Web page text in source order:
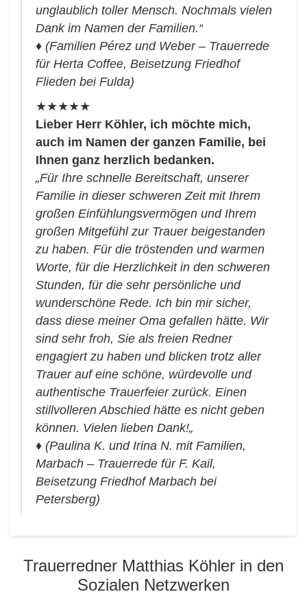
unglaublich toller Mensch. Nochmals vielen
Dank im Namen der Familien.“
♦ (Familien Pérez und Weber – Trauerrede
für Herta Coffee, Beisetzung Friedhof
Flieden bei Fulda)
★★★★★
Lieber Herr Köhler, ich möchte mich,
auch im Namen der ganzen Familie, bei
Ihnen ganz herzlich bedanken.
„Für Ihre schnelle Bereitschaft, unserer
Familie in dieser schweren Zeit mit Ihrem
großen Einfühlungsvermögen und Ihrem
großen Mitgefühl zur Trauer beigestanden
zu haben. Für die tröstenden und warmen
Worte, für die Herzlichkeit in den schweren
Stunden, für die sehr persönliche und
wunderschöne Rede. Ich bin mir sicher,
dass diese meiner Oma gefallen hätte. Wir
sind sehr froh, Sie als freien Redner
engagiert zu haben und blicken trotz aller
Trauer auf eine schöne, würdevolle und
authentische Trauerfeier zurück. Einen
stillvolleren Abschied hätte es nicht geben
können. Vielen lieben Dank!„
♦ (Paulina K. und Irina N. mit Familien,
Marbach – Trauerrede für F. Kail,
Beisetzung Friedhof Marbach bei
Petersberg)
Trauerredner Matthias Köhler in den
Sozialen Netzwerken